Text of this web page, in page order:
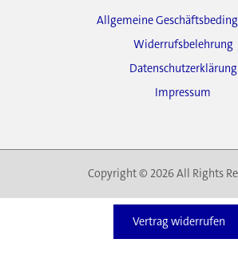
Allgemeine
Widerrufsbelehrung
Datenschutzerklärung
Impressum
Copyright © 2026 All Rights
Vertrag widerrufen